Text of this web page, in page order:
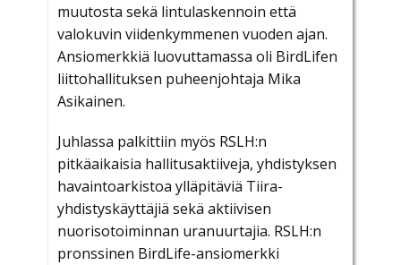
muutosta sekä lintulaskennoin että
valokuvin viidenkymmenen vuoden ajan.
Ansiomerkkiä luovuttamassa oli BirdLifen
liittohallituksen puheenjohtaja Mika
Asikainen.
Juhlassa palkittiin myös RSLH:n
pitkäaikaisia hallitusaktiiveja, yhdistyksen
havaintoarkistoa ylläpitäviä Tiira-
yhdistyskäyttäjiä sekä aktiivisen
nuorisotoiminnan uranuurtajia. RSLH:n
pronssinen BirdLife-ansiomerkki